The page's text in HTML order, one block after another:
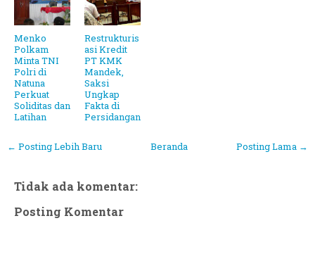
Menko
Polkam
Minta TNI
Polri di
Natuna
Perkuat
Soliditas dan
Latihan
Restrukturis
asi Kredit
PT KMK
Mandek,
Saksi
Ungkap
Fakta di
Persidangan
← Posting Lebih Baru Posting Lama →
Beranda
Tidak ada komentar:
Posting Komentar